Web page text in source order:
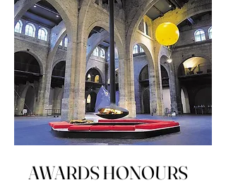
AWARDS HONOURS